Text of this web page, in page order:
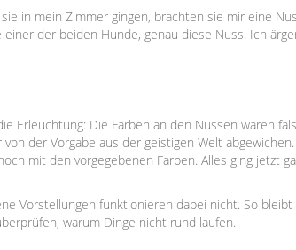
in mein Zimmer gingen, brachten sie mir eine
der beiden Hunde, genau diese Nuss. Ich
Erleuchtung: Die Farben an den Nüssen waren
der Vorgabe aus der geistigen Welt
mit den vorgegebenen Farben. Alles ging jetzt
Vorstellungen funktionieren dabei nicht. So
warum Dinge nicht rund laufen.